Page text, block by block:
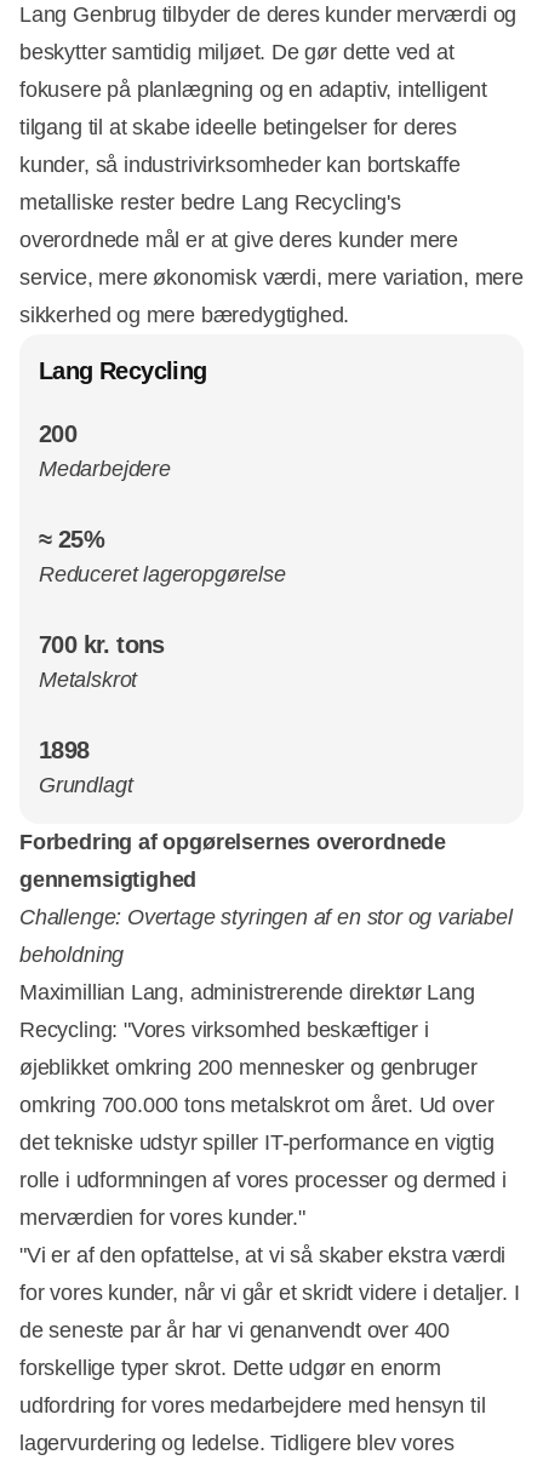
Lang Genbrug tilbyder de deres kunder merværdi og
beskytter samtidig miljøet. De gør dette ved at
fokusere på planlægning og en adaptiv, intelligent
tilgang til at skabe ideelle betingelser for deres
kunder, så industrivirksomheder kan bortskaffe
metalliske rester bedre Lang Recycling's
overordnede mål er at give deres kunder mere
service, mere økonomisk værdi, mere variation, mere
sikkerhed og mere bæredygtighed.
Lang Recycling
200
Medarbejdere
≈ 25%
Reduceret lageropgørelse
700 kr. tons
Metalskrot
1898
Grundlagt
Forbedring af opgørelsernes overordnede
gennemsigtighed
Challenge: Overtage styringen af en stor og variabel
beholdning
Maximillian Lang, administrerende direktør Lang
Recycling: "Vores virksomhed beskæftiger i
øjeblikket omkring 200 mennesker og genbruger
omkring 700.000 tons metalskrot om året. Ud over
det tekniske udstyr spiller IT-performance en vigtig
rolle i udformningen af vores processer og dermed i
merværdien for vores kunder."
"Vi er af den opfattelse, at vi så skaber ekstra værdi
for vores kunder, når vi går et skridt videre i detaljer. I
de seneste par år har vi genanvendt over 400
forskellige typer skrot. Dette udgør en enorm
udfordring for vores medarbejdere med hensyn til
lagervurdering og ledelse. Tidligere blev vores